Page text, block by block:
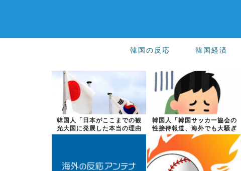
韓国の反応 韓国経済
韓国人「日本がここまでの観
光大国に発展した本当の理由
がこちら…」...
韓国人「韓国サッカー協会の
性接待報道、海外でも大騒ぎ
に・・・20...